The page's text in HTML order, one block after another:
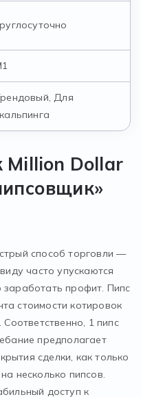
Для
Million Dollar
способ торговли —
часто упускаются
профит. Пипс
стоимости котировок
1 пипс
предполагает
сделки, как только
несколько пипсов.
доступ к